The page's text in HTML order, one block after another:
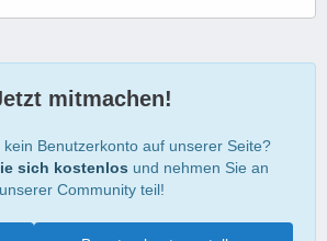
mitmachen!
kein Benutzerkonto auf unserer Seite?
sich kostenlos und nehmen Sie an
unserer Community teil!